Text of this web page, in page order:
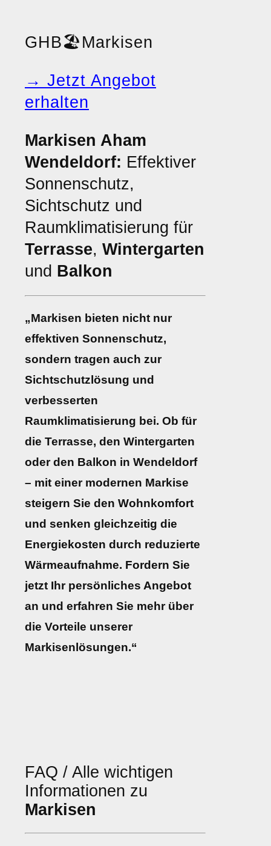
GHB🏖️ Markisen
→ Jetzt Angebot
erhalten
Markisen Aham
Wendeldorf: Effektiver
Sonnenschutz,
Sichtschutz und
Raumklimatisierung für
Terrasse, Wintergarten
und Balkon
„Markisen bieten nicht nur
effektiven Sonnenschutz,
sondern tragen auch zur
Sichtschutzlösung und
verbesserten
Raumklimatisierung bei. Ob für
die Terrasse, den Wintergarten
oder den Balkon in Wendeldorf
– mit einer modernen Markise
steigern Sie den Wohnkomfort
und senken gleichzeitig die
Energiekosten durch reduzierte
Wärmeaufnahme. Fordern Sie
jetzt Ihr persönliches Angebot
an und erfahren Sie mehr über
die Vorteile unserer
Markisenlösungen.“
FAQ / Alle wichtigen
Informationen zu
Markisen